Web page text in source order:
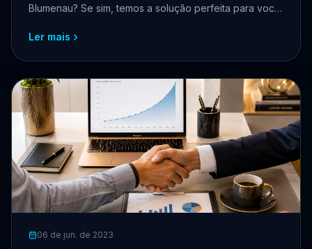
Blumenau? Se sim, temos a solução perfeita para você!
Ler mais
06 de jun. de 2023